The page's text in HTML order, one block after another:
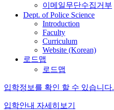
이메일무단수집거부
Dept. of Police Science
Introduction
Faculty
Curriculum
Website (Korean)
로드맵
로드맵
입학정보를 확인 할 수 있습니다.
입학안내 자세히보기